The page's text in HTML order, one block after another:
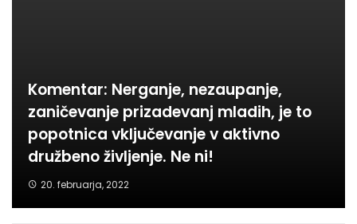
Komentar: Nerganje, nezaupanje,
zaničevanje prizadevanj mladih, je to
popotnica vključevanje v aktivno
družbeno življenje. Ne ni!
20. februarja, 2022